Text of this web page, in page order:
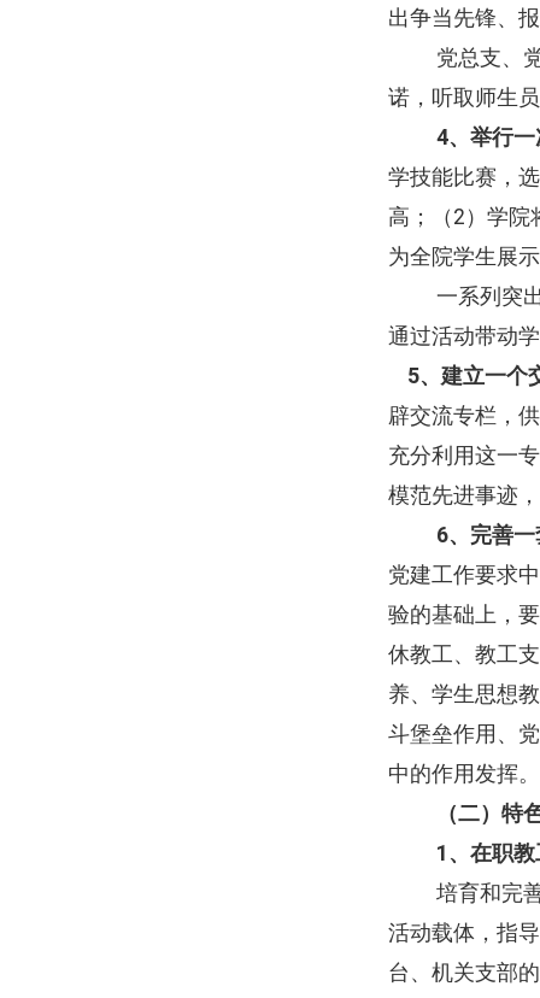
出争当先锋、
党总支、
诺，听取师生
4、举行
学技能比赛，
高；（2）学院
为全院学生展
一系列突
通过活动带动
5、建立一个
辟交流专栏，
充分利用这一
模范先进事迹
6、完善
党建工作要求
验的基础上，
休教工、教工
养、学生思想
斗堡垒作用、
中的作用发挥。
（二）特
1 、在职
培育和完
活动载体，指
台、机关支部